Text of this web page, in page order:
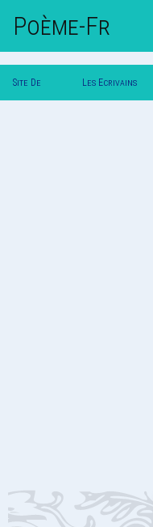
Poème-Fr
Site De Les Ecrivains